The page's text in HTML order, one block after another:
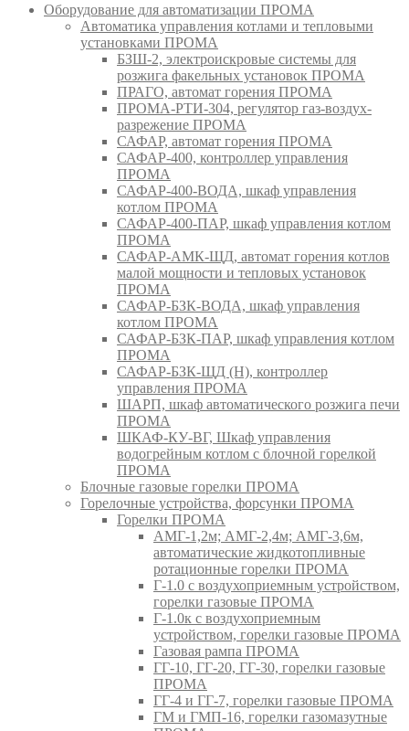
Оборудование для автоматизации ПРОМА
Автоматика управления котлами и тепловыми
установками ПРОМА
БЗШ-2, электроискровые системы для
розжига факельных установок ПРОМА
ПРАГО, автомат горения ПРОМА
ПРОМА-РТИ-304, регулятор газ-воздух-
разрежение ПРОМА
САФАР, автомат горения ПРОМА
САФАР-400, контроллер управления
ПРОМА
САФАР-400-ВОДА, шкаф управления
котлом ПРОМА
САФАР-400-ПАР, шкаф управления котлом
ПРОМА
САФАР-АМК-ЩД, автомат горения котлов
малой мощности и тепловых установок
ПРОМА
САФАР-БЗК-ВОДА, шкаф управления
котлом ПРОМА
САФАР-БЗК-ПАР, шкаф управления котлом
ПРОМА
САФАР-БЗК-ЩД (Н), контроллер
управления ПРОМА
ШАРП, шкаф автоматического розжига печи
ПРОМА
ШКАФ-КУ-ВГ, Шкаф управления
водогрейным котлом с блочной горелкой
ПРОМА
Блочные газовые горелки ПРОМА
Горелочные устройства, форсунки ПРОМА
Горелки ПРОМА
АМГ-1,2м; АМГ-2,4м; АМГ-3,6м,
автоматические жидкотопливные
ротационные горелки ПРОМА
Г-1.0 с воздухоприемным устройством,
горелки газовые ПРОМА
Г-1.0к с воздухоприемным
устройством, горелки газовые ПРОМА
Газовая рампа ПРОМА
ГГ-10, ГГ-20, ГГ-30, горелки газовые
ПРОМА
ГГ-4 и ГГ-7, горелки газовые ПРОМА
ГМ и ГМП-16, горелки газомазутные